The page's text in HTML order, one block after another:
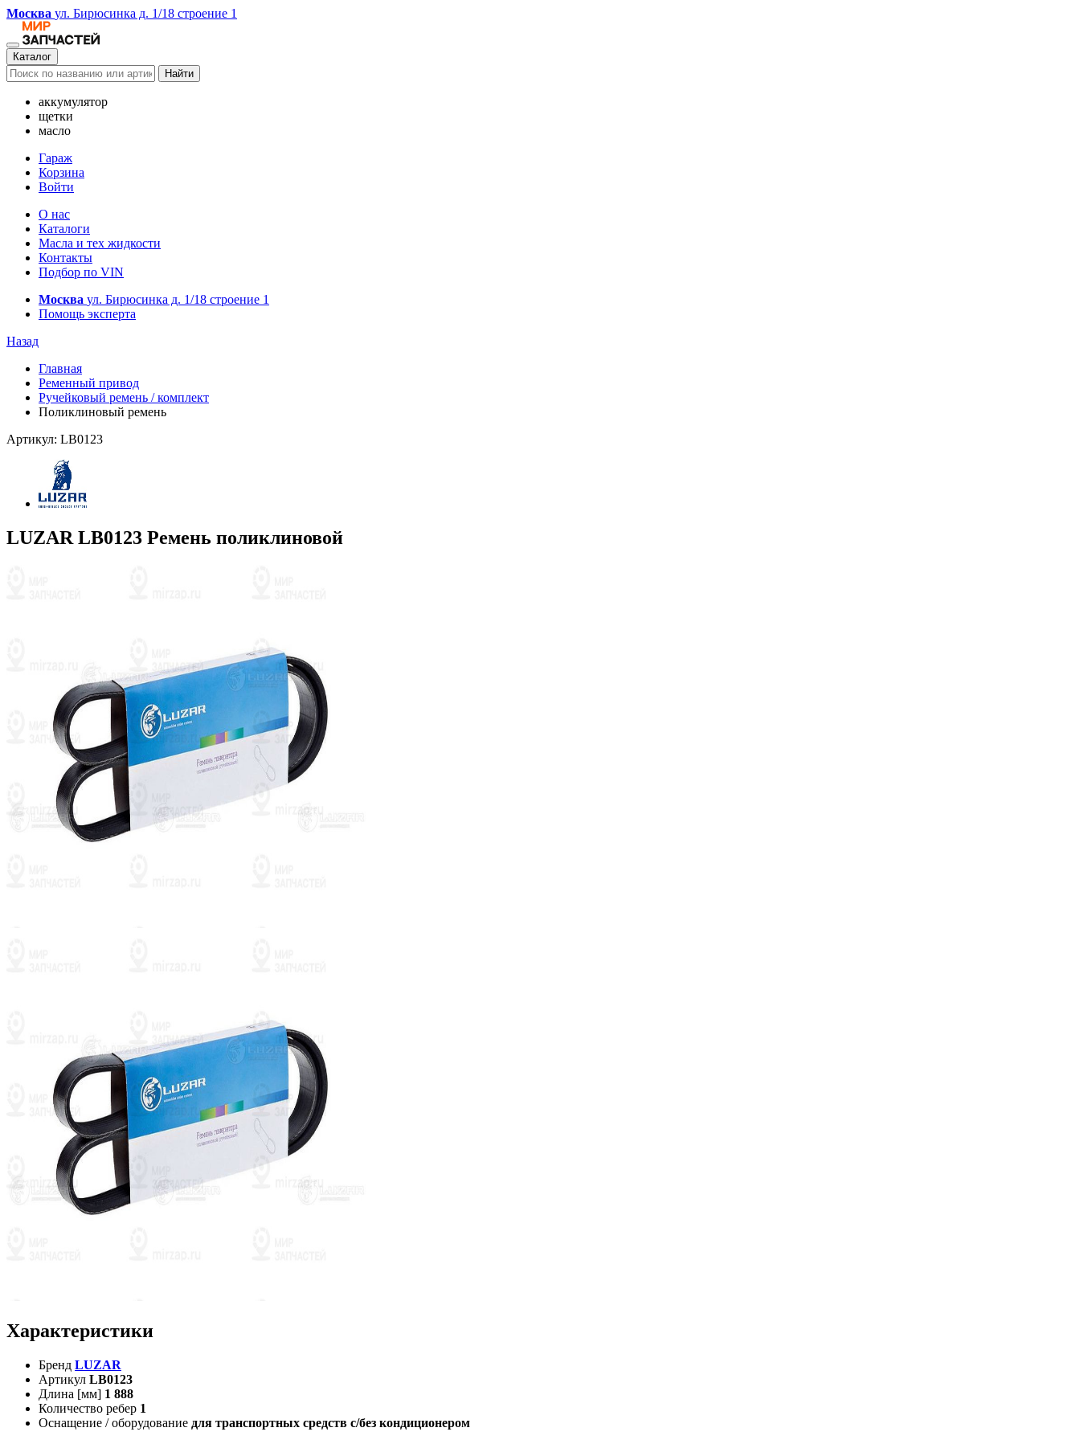
Москва ул. Бирюсинка д. 1/18 строение 1
Каталог
Найти
аккумулятор
щетки
масло
Гараж
Корзина
Войти
О нас
Каталоги
Масла и тех жидкости
Контакты
Подбор по VIN
Москва ул. Бирюсинка д. 1/18 строение 1
Помощь эксперта
Назад
Главная
Ременный привод
Ручейковый ремень / комплект
Поликлиновый ремень
Артикул: LB0123
LUZAR LB0123 Ремень поликлиновой
Характеристики
Бренд LUZAR
Артикул LB0123
Длина [мм] 1 888
Количество ребер 1
Оснащение / оборудование для транспортных средств с/без кондиционером